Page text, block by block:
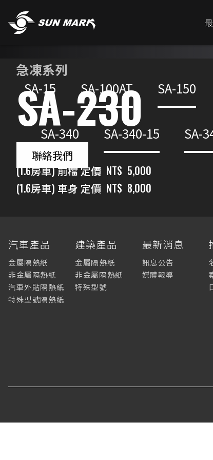
急凍系列
SA-230
聯絡我們
(1.6房車) 前檔 定價 NT$ 5,000
(1.6房車) 車身 定價 NT$ 8,000
SA-15 SA-100AT SA-150
SA-340 SA-340-15 SA-
汽車產品
金屬隔熱紙
非金屬隔熱紙
汽車外貼隔熱紙
特殊型號隔熱紙
建築產品
金屬隔熱紙
非金屬隔熱紙
特殊型號
最新消息
訊息公告
媒體報導